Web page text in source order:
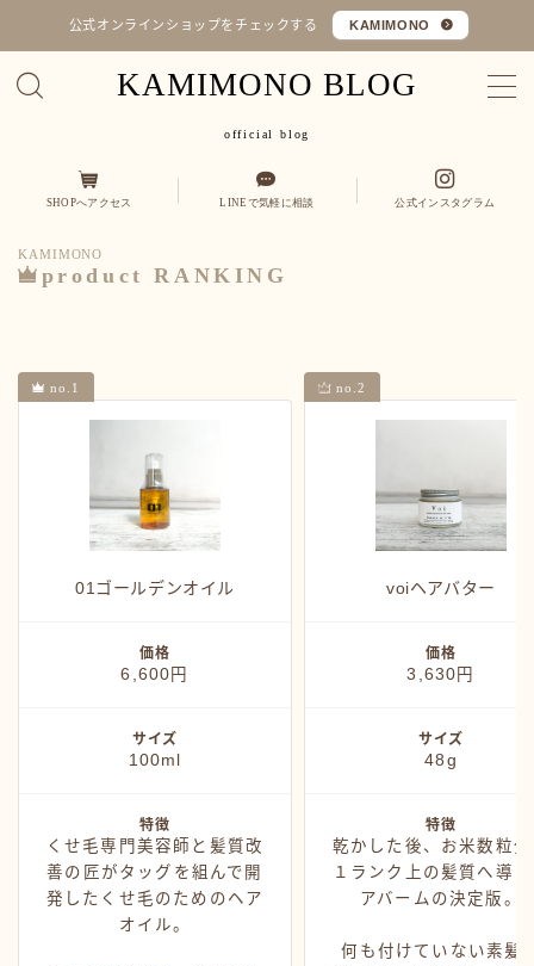
公式オンラインショップをチェックする KAMIMONO
KAMIMONO BLOG
official blog
MENU
Q&A
カミモノ紹介
シャンプー
トリートメント
ヘアグッズ
SHOPへアクセス LINEで気軽に相談 公式インスタグラム
KAMIMONO
product RANKING
no.1
01ゴールデンオイル
価格
6,600円
サイズ
100ml
特徴
くせ毛専門美容師と髪質改
善の匠がタッグを組んで開
発したくせ毛のためのヘア
オイル。
no.2
voiヘアバター
価格
3,630円
サイズ
48g
特徴
乾かした後、お米数粒
１ランク上の髪質へ導
アバームの決定版。
何も付けていない素髪